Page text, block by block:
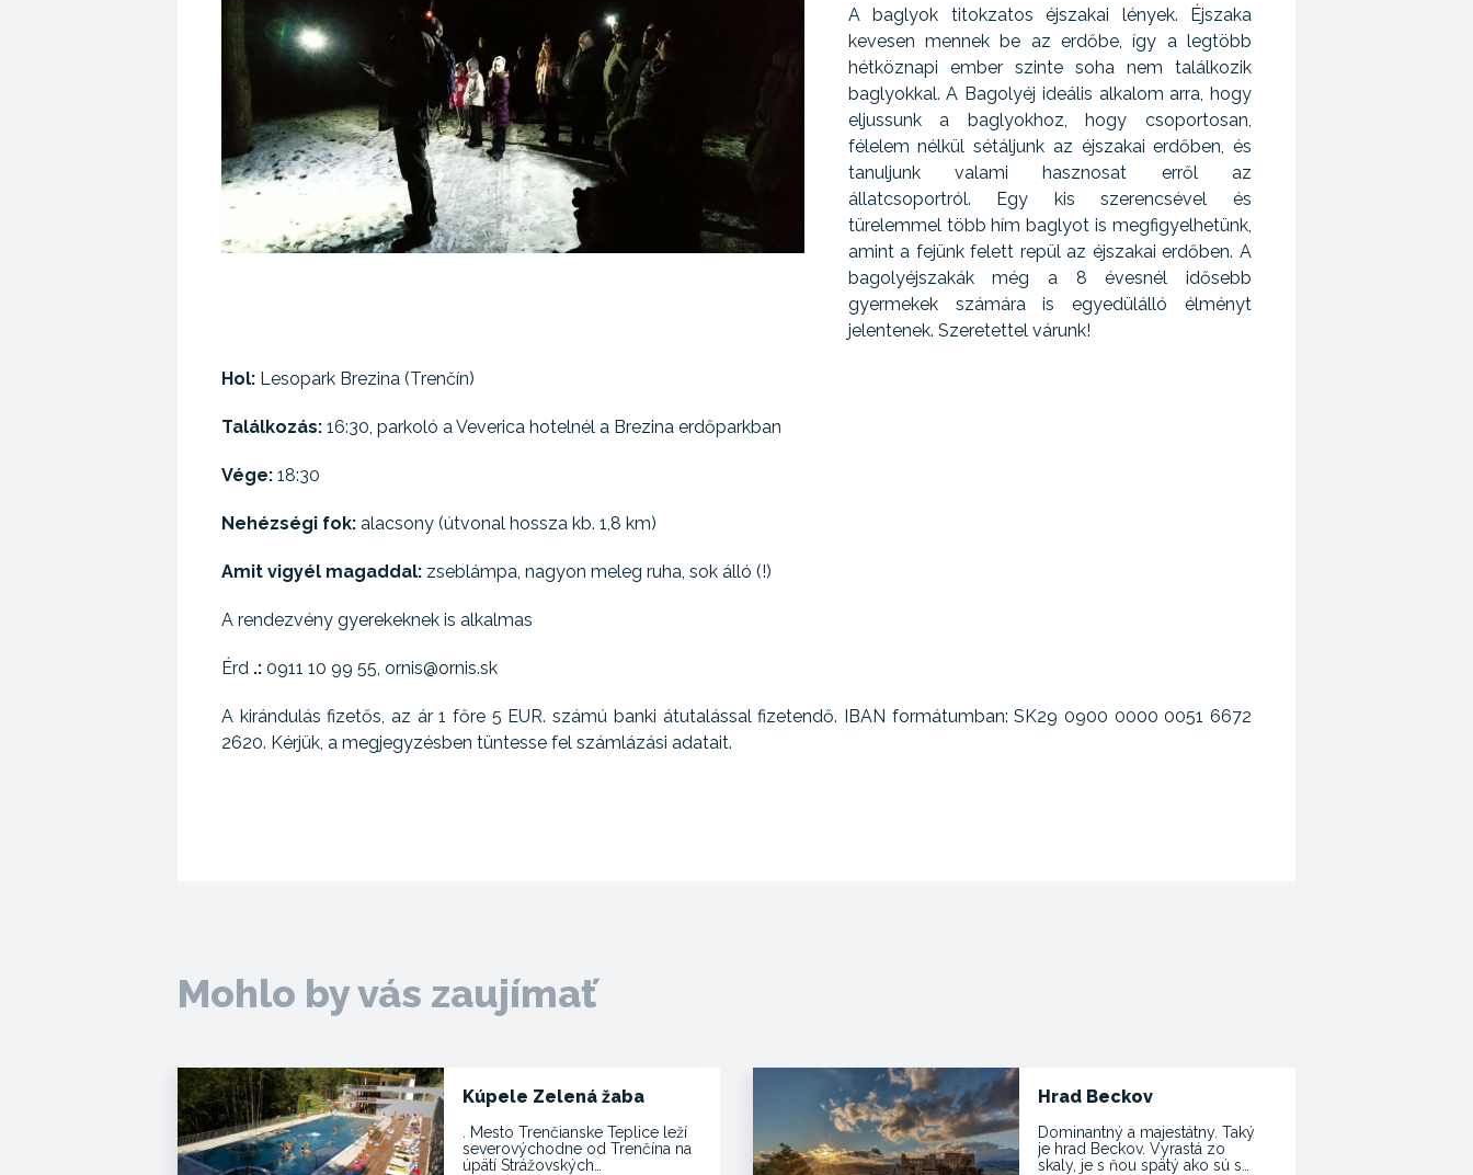
A baglyok titokzatos éjszakai lények. Éjszaka
kevesen mennek be az erdőbe, így a legtöbb
hétköznapi ember szinte soha nem találkozik
baglyokkal. A Bagolyéj ideális alkalom arra, hogy
eljussunk a baglyokhoz, hogy csoportosan,
félelem nélkül sétáljunk az éjszakai erdőben, és
tanuljunk valami hasznosat erről az
állatcsoportról. Egy kis szerencsével és
türelemmel több hím baglyot is megfigyelhetünk,
amint a fejünk felett repül az éjszakai erdőben. A
bagolyéjszakák még a 8 évesnél idősebb
gyermekek számára is egyedülálló élményt
jelentenek. Szeretettel várunk!
Hol: Lesopark Brezina (Trenčín)
Találkozás: 16:30, parkoló a Veverica hotelnél a Brezina erdőparkban
Vége: 18:30
Nehézségi fok: alacsony (útvonal hossza kb. 1,8 km)
Amit vigyél magaddal: zseblámpa, nagyon meleg ruha, sok álló (!)
A rendezvény gyerekeknek is alkalmas
Érd .: 0911 10 99 55, ornis@ornis.sk
A kirándulás fizetős, az ár 1 főre 5 EUR. számú banki átutalással fizetendő. IBAN formátumban: SK29 0900 0000 0051 6672
2620. Kérjük, a megjegyzésben tüntesse fel számlázási adatait.
Mohlo by vás zaujímať
Kúpele Zelená žaba
. Mesto Trenčianske Teplice leží
severovýchodne od Trenčína na
úpätí Strážovských…
Hrad Beckov
Dominantný a majestátny. Taký
je hrad Beckov. Vyrastá zo
skaly, je s ňou spätý ako sú s…